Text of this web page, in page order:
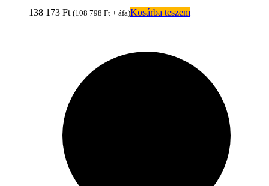
138 173 Ft (108 798 Ft + áfa)Kosárba teszem